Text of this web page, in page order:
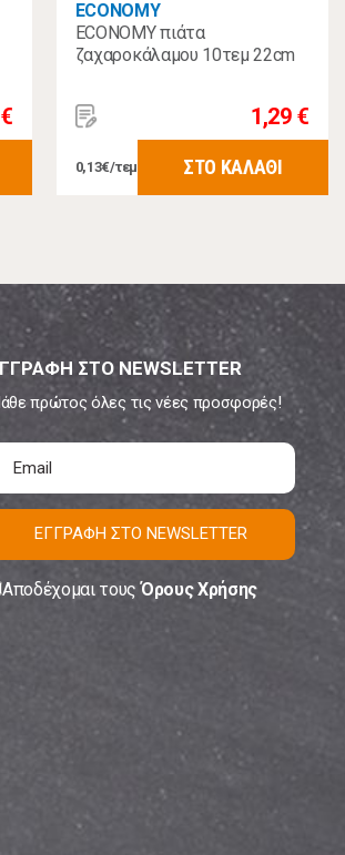
ECONOMY
ECONOMY πιάτα
ζαχαροκάλαμου 10τεμ 22cm
1,29 €
0,13€/τεμ ΣΤΟ ΚΑΛΑΘΙ
ΣΤΟ NEWSLETTER
πρώτος όλες τις νέες προσφορές!
ΕΓΓΡΑΦΗ ΣΤΟ NEWSLETTER
Αποδέχομαι τουςΌρους Χρήσης